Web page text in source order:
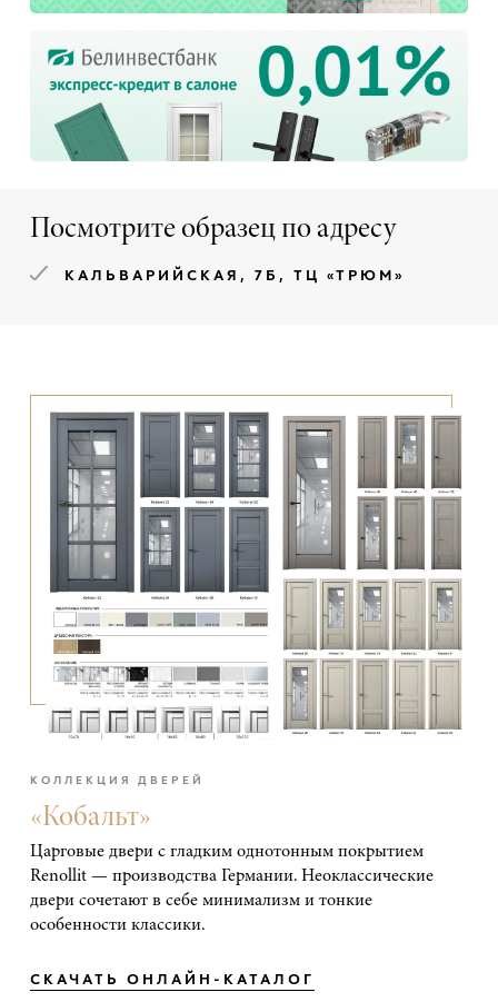
Посмотрите образец по адресу
КАЛЬВАРИЙСКАЯ, 7Б, ТЦ «ТРЮМ»
КОЛЛЕКЦИЯ ДВЕРЕЙ
«Кобальт»
Царговые двери с гладким однотонным покрытием
Renollit — производства Германии. Неоклассические
двери сочетают в себе минимализм и тонкие
особенности классики.
СКАЧАТЬ ОНЛАЙН-КАТАЛОГ